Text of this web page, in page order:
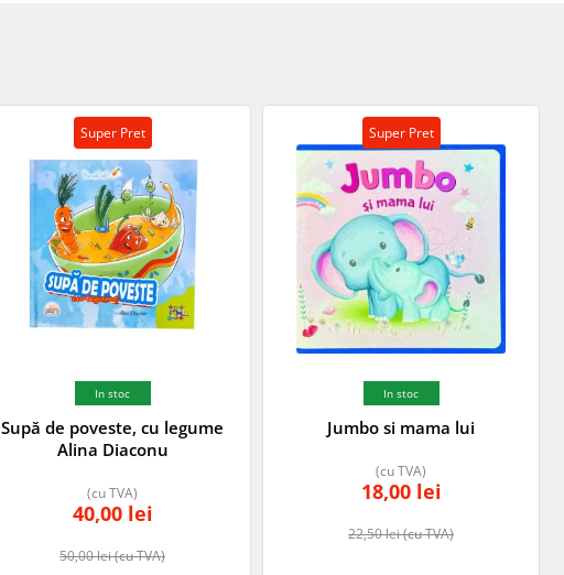
Super Pret
In stoc
Supă de poveste, cu legume
Alina Diaconu
50,00lei(cu TVA)
40,00 lei
(cu TVA)
Super Pret
In stoc
Jumbo si mama lui
22,50lei(cu TVA)
18,00 lei
(cu TVA)